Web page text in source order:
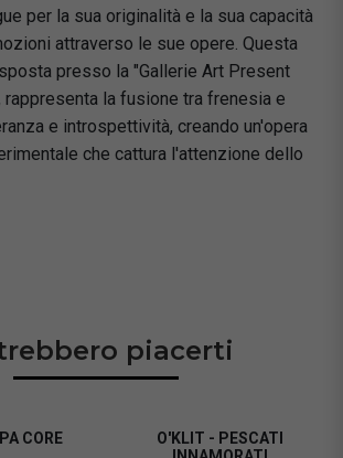
per la sua originalità e la sua capacità
attraverso le sue opere. Questa
presso la "Gallerie Art Present
rappresenta la fusione tra frenesia e
e introspettività, creando un'opera
che cattura l'attenzione dello
piacerti
CORE
O'KLIT - PESCATI